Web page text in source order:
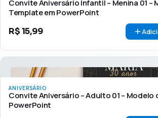
Convite Aniversário Infantil – Menina 01 –
Template em PowerPoint
R$15,99
ANIVERSÁRIO
Convite Aniversário – Adulto 01 – Modelo
PowerPoint